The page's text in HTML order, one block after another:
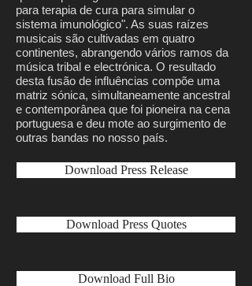
para terapia de cura para simular o
sistema imunológico". As suas raízes
musicais são cultivadas em quatro
continentes, abrangendo vários ramos da
música tribal e electrónica. O resultado
desta fusão de influências compõe uma
matriz sónica, simultaneamente ancestral
e contemporânea que foi pioneira na cena
portuguesa e deu mote ao surgimento de
outras bandas no nosso país.
Download Press Release
Download Press Quotes
Download Full Bio